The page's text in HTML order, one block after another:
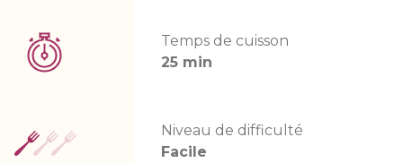
Temps de cuisson
25 min
Niveau de difficulté
Facile